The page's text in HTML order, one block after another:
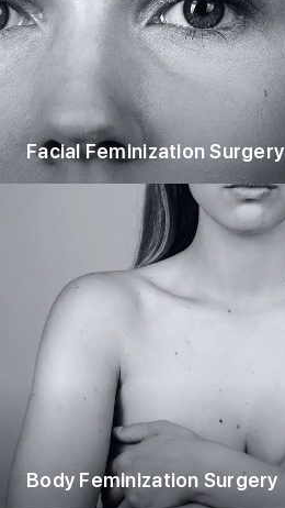
Facial Feminization Surgery
Body Feminization Surgery